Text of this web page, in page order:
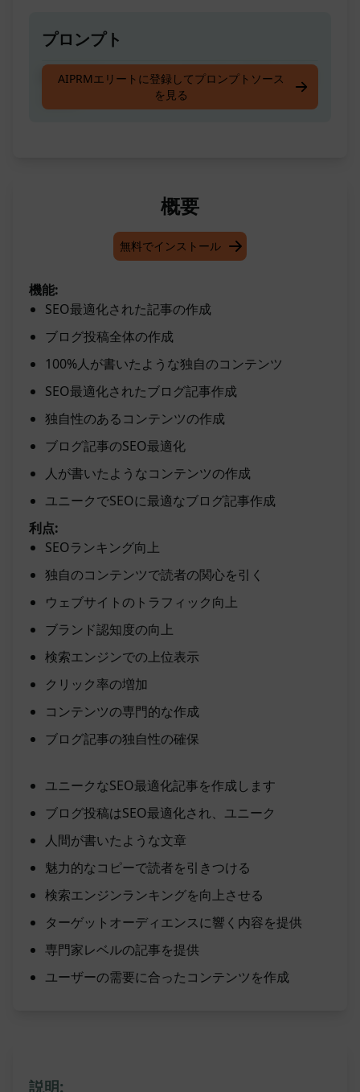
プロンプト
SEO最適化されたユニークなブログ投稿を作成
AIPRMエリートに登録してプロンプトソース
を見る
概要
無料でインストール
機能:
SEO最適化された記事の作成
ブログ投稿全体の作成
100%人が書いたような独自のコンテンツ
SEO最適化されたブログ記事作成
独自性のあるコンテンツの作成
ブログ記事のSEO最適化
人が書いたようなコンテンツの作成
ユニークでSEOに最適なブログ記事作成
利点:
SEOランキング向上
独自のコンテンツで読者の関心を引く
ウェブサイトのトラフィック向上
ブランド認知度の向上
検索エンジンでの上位表示
クリック率の増加
コンテンツの専門的な作成
ブログ記事の独自性の確保
ユニークなSEO最適化記事を作成します
ブログ投稿はSEO最適化され、ユニーク
人間が書いたような文章
魅力的なコピーで読者を引きつける
検索エンジンランキングを向上させる
ターゲットオーディエンスに響く内容を提供
専門家レベルの記事を提供
ユーザーの需要に合ったコンテンツを作成
説明: